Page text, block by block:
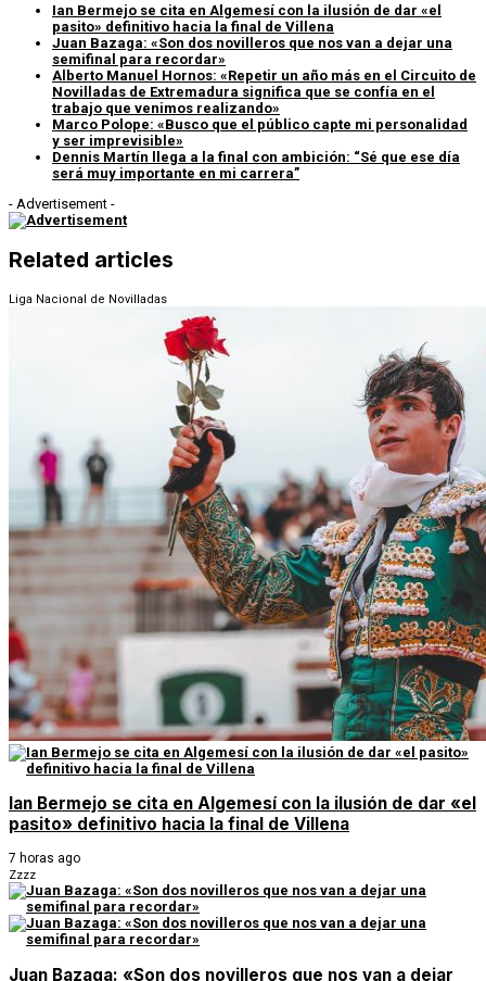
Ian Bermejo se cita en Algemesí con la ilusión de dar «el
pasito» definitivo hacia la final de Villena
Juan Bazaga: «Son dos novilleros que nos van a dejar una
semifinal para recordar»
Alberto Manuel Hornos: «Repetir un año más en el Circuito de
Novilladas de Extremadura significa que se confía en el
trabajo que venimos realizando»
Marco Polope: «Busco que el público capte mi personalidad
y ser imprevisible»
Dennis Martín llega a la final con ambición: “Sé que ese día
será muy importante en mi carrera”
- Advertisement -
Related articles
Liga Nacional de Novilladas
Ian Bermejo se cita en Algemesí con la ilusión de dar «el
pasito» definitivo hacia la final de Villena
7 horas ago
Zzzz
Juan Bazaga: «Son dos novilleros que nos van a dejar